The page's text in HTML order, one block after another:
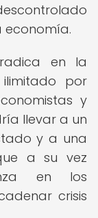
economía.
en la
por
y
llevar a un
y a una
a su vez
en los
crisis